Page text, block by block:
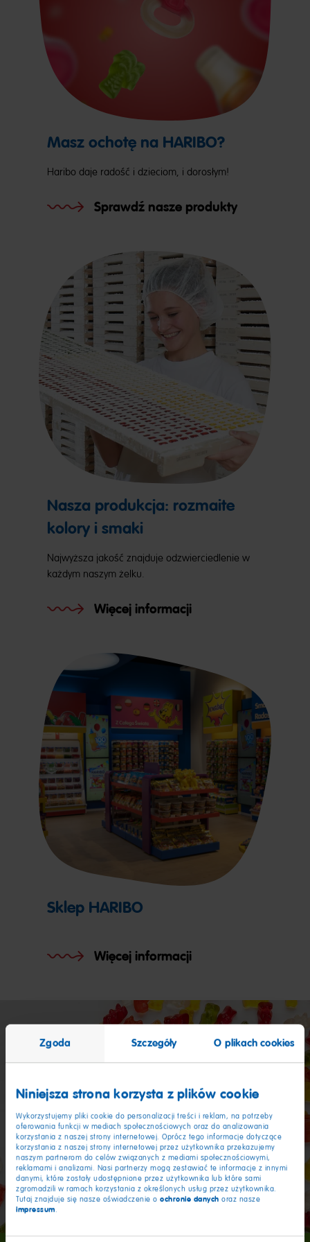
Zgoda Szczegóły O plikach cookies
Niniejsza strona korzysta z plików cookie
Wykorzystujemy pliki cookie do personalizacji treści i reklam, na potrzeby
oferowania funkcji w mediach społecznościowych oraz do analizowania
korzystania z naszej strony internetowej. Oprócz tego informacje dotyczące
korzystania z naszej strony internetowej przez użytkownika przekazujemy
naszym partnerom do celów związanych z mediami społecznościowymi,
reklamami i analizami. Nasi partnerzy mogą zestawiać te informacje z innymi
danymi, które zostały udostępnione przez użytkownika lub które sami
zgromadzili w ramach korzystania z określonych usług przez użytkownika.
Tutaj znajduje się nasze oświadczenie o ochronie danych oraz nasze
impressum.
Masz ochotę na HARIBO?
Haribo daje radość i dzieciom, i dorosłym!
Sprawdź nasze produkty
Nasza produkcja: rozmaite
kolory i smaki
Najwyższa jakość znajduje odzwierciedlenie w
każdym naszym żelku.
Więcej informacji
Sklep HARIBO
Więcej informacji